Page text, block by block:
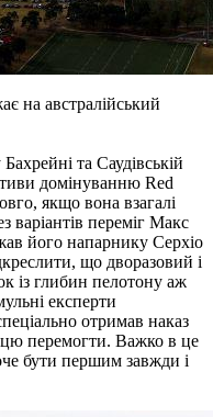
на австралійський
та Саудівській
домінуванню Red
якщо вона взагалі
варіантів переміг Макс
його напарнику Серхіо
що дворазовий і
із глибин пелотону аж
експерти
отримав наказ
перемогти. Важко в це
бути першим завжди і